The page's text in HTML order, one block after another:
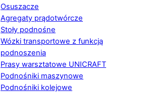
Osuszacze
Agregaty prądotwórcze
Stoły podnośne
Wózki transportowe z funkcją
podnoszenia
Prasy warsztatowe UNICRAFT
Podnośniki maszynowe
Podnośniki kolejowe